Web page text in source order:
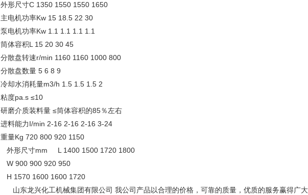
外形尺寸C 1350 1550 1550 1650
主电机功率Kw 15 18.5 22 30
泵电机功率Kw 1.1 1.1 1.1 1.1
筒体容积L 15 20 30 45
分散盘转速r/min 1160 1160 1000 800
分散盘数量 5 6 8 9
冷却水消耗量m3/h 1.5 1.5 1.5 2
粘度pa.s ≤10
研磨介质装料量 ≤筒体容积的85％左右
进料能力I/min 2-16 2-16 2-16 3-24
重量Kg 720 800 920 1150
外形尺寸mm L 1400 1500 1720 1800
W 900 900 920 950
H 1570 1600 1600 1720
山东龙兴化工机械集团有限公司 我公司产品以合理的价格，可靠的质量，优质的服务赢得广